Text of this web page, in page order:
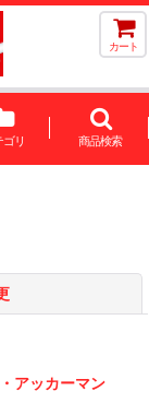
カート
ゴリ 商品検索
アッカーマン